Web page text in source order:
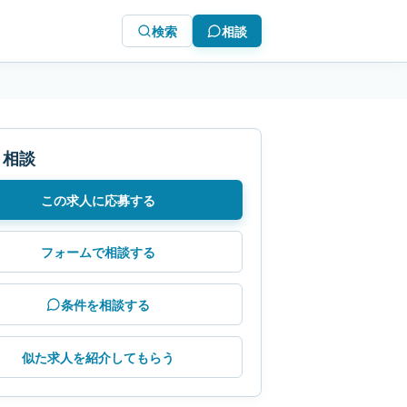
検索 相談
談
この求人に応募する
フォームで相談する
条件を相談する
似た求人を紹介してもらう